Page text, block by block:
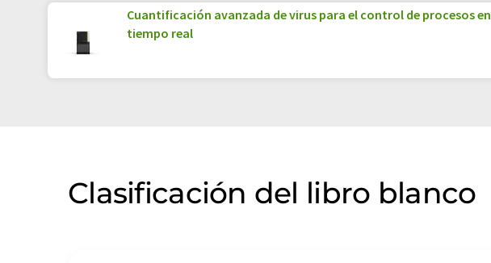
Cuantificación avanzada de virus para el control de procesos en
tiempo real
Clasificación del libro blanco